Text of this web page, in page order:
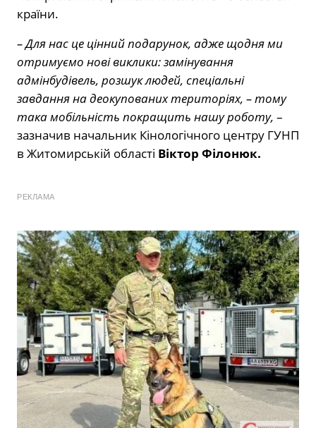
країни.
– Для нас це цінний подарунок, адже щодня ми
отримуємо нові виклики: замінування
адмінбудівель, розшук людей, спеціальні
завдання на деокупованих територіях, – тому
така мобільність покращить нашу роботу, –
зазначив начальник Кінологічного центру ГУНП
в Житомирській області Віктор Філонюк.
РЕКЛАМА